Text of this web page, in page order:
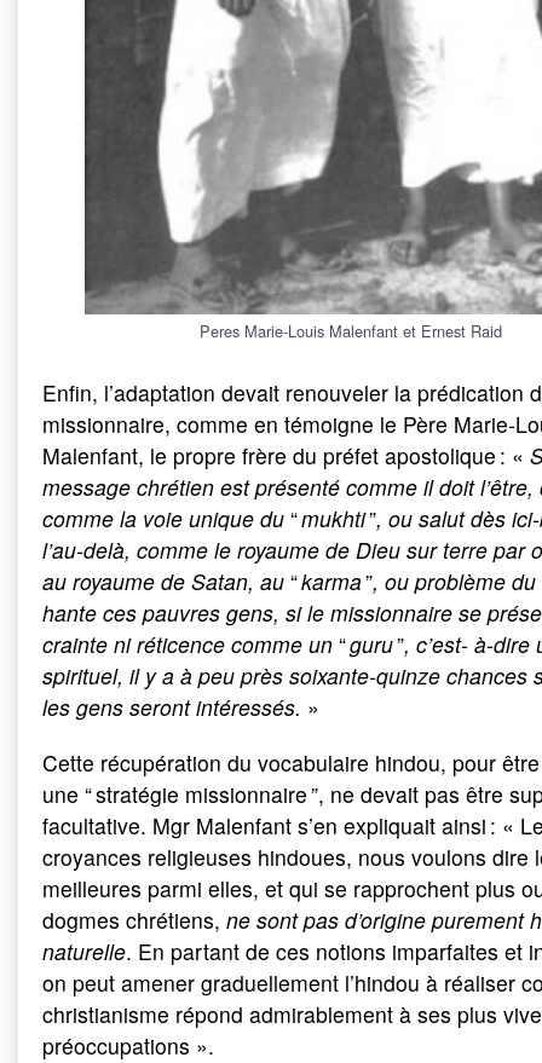
Peres Marie-Louis Malenfant et Ernest Raid
Enfin, l’adaptation devait renouveler la prédication
missionnaire, comme en témoigne le Père Marie-
Malenfant, le propre frère du préfet apostolique : «
message chrétien est présenté comme il doit l’être,
comme la voie unique du “mukhti”, ou salut dès
l’au-delà, comme le royaume de Dieu sur terre par
au royaume de Satan, au “karma”, ou problème
hante ces pauvres gens, si le missionnaire se
crainte ni réticence comme un “guru”, c’est- à-dire
spirituel, il y a à peu près soixante-quinze chances
les gens seront intéressés. »
Cette récupération du vocabulaire hindou, pour
une “ stratégie missionnaire ”, ne devait pas être
facultative. Mgr Malenfant s’en expliquait ainsi : «
croyances religieuses hindoues, nous voulons dire
meilleures parmi elles, et qui se rapprochent plus
dogmes chrétiens, ne sont pas d’origine purement
naturelle. En partant de ces notions imparfaites et
on peut amener graduellement l’hindou à réaliser
christianisme répond admirablement à ses plus
préoccupations ».